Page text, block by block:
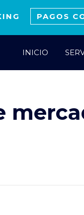
PAGOS
INICIO